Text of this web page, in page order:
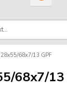
28x55/68x7/13 GPF
68x7/13